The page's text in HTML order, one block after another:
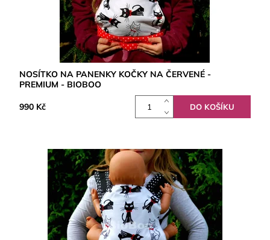
NOSÍTKO NA PANENKY KOČKY NA ČERVENÉ -
PREMIUM - BIOBOO
990 Kč